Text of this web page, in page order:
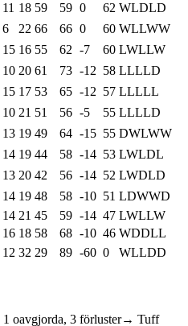
11 18 59 59 0 62 WLDLD
6 22 66 66 0 60 WLLWW
15 16 55 62 -7 60 LWLLW
10 20 61 73 -12 58 LLLLD
15 17 53 65 -12 57 LLLLL
10 21 51 56 -5 55 LLLLD
13 19 49 64 -15 55 DWLWW
14 19 44 58 -14 53 LWLDL
13 20 42 56 -14 52 LWDLD
14 19 48 58 -10 51 LDWWD
14 21 45 59 -14 47 LWLLW
16 18 58 68 -10 46 WDDLL
12 32 29 89 -60 0 WLLDD
1 oavgjorda, 3 förluster→ Tuff